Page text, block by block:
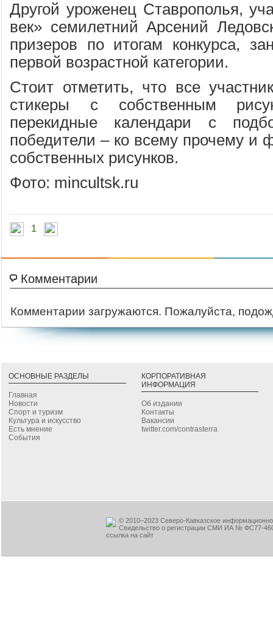
Другой уроженец Ставрополья,
век» семилетний Арсений
призеров по итогам конкурса,
первой возрастной категории.
Стоит отметить, что все
стикеры с собственным
перекидные календари с
победители – ко всему прочему и
собственных рисунков.
Фото: mincultsk.ru
1
Комментарии
Комментарии загружаются. Пожалуйста,
ОСНОВНЫЕ РАЗДЕЛЫ
Главная
Новости
Спорт и туризм
Культура и искусство
Есть мнение
События
КОРПОРАТИВНАЯ
ИНФОРМАЦИЯ
Об издании
Контакты
Вакансии
twitter.com/contrasterra
© 2010–2023 Северо-Кавказское
Свидельство о регистрации СМИ ИА № ФС77-
ссылка на сайт